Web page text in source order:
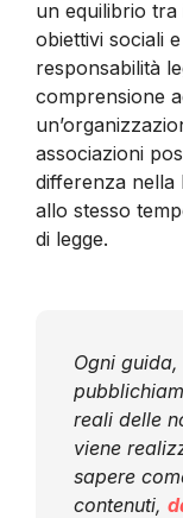
un equilibrio tra
obiettivi sociali
responsabilità
comprensione
associazioni
differenza nella
allo stesso
di legge.
Ogni
reali delle
viene
sapere
contenuti,